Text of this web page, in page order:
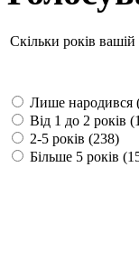
Скільки років вашій
Лише народився
Від 1 до 2 років
2-5 років (238)
Більше 5 років